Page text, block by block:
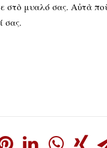
στὸ μυαλό σας. Αὐτὰ
σας.